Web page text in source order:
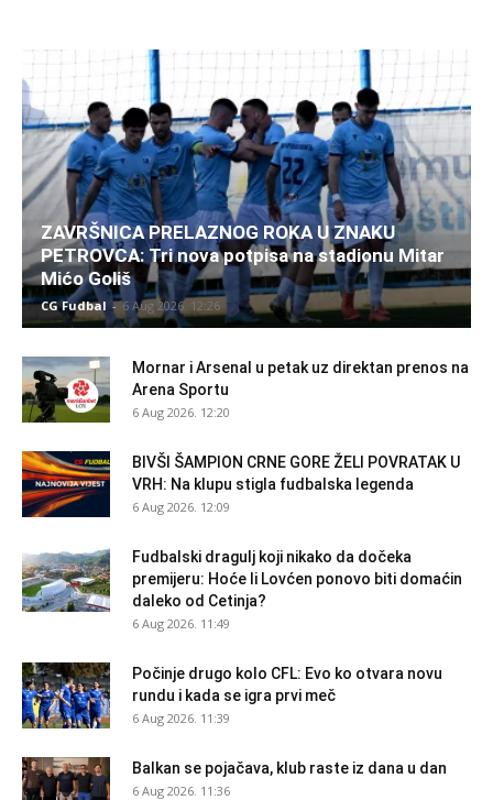
ZAVRŠNICA PRELAZNOG ROKA U ZNAKU
PETROVCA: Tri nova potpisa na stadionu Mitar
Mićo Goliš
CG Fudbal - 6 Aug 2026. 12:26
Mornar i Arsenal u petak uz direktan prenos na
Arena Sportu
6 Aug 2026. 12:20
BIVŠI ŠAMPION CRNE GORE ŽELI POVRATAK U
VRH: Na klupu stigla fudbalska legenda
6 Aug 2026. 12:09
Fudbalski dragulj koji nikako da dočeka
premijeru: Hoće li Lovćen ponovo biti domaćin
daleko od Cetinja?
6 Aug 2026. 11:49
Počinje drugo kolo CFL: Evo ko otvara novu
rundu i kada se igra prvi meč
6 Aug 2026. 11:39
Balkan se pojačava, klub raste iz dana u dan
6 Aug 2026. 11:36